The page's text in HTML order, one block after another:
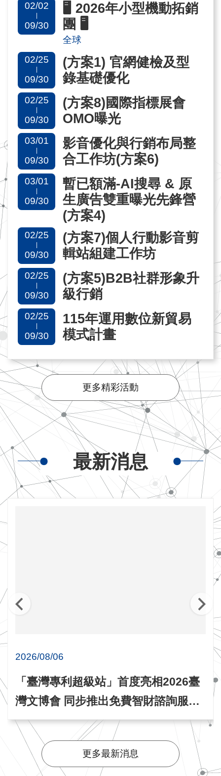
(TAITRA
INDEX)
站
導
覽
EN
02/02
09/30
🖥️ 2026年小型機動拓銷
團 🖥️
全球
02/25
09/30
(方案1) 官網健檢及型
錄基礎優化
02/25
09/30
(方案8)國際指標展會
OMO曝光
03/01
09/30
影音優化與行銷布局整
合工作坊(方案6)
03/01
09/30
暫已額滿-AI搜尋 & 原
生廣告雙重曝光先鋒營
(方案4)
02/25
09/30
(方案7)個人行動影音剪
輯站組建工作坊
02/25
09/30
(方案5)B2B社群形象升
級行銷
02/25
09/30
115年運用數位新貿易
模式計畫
更多精彩活動
最新消息
2026/08/06
「臺灣專利超級站」首度亮相2026臺
灣文博會 同步推出免費智財諮詢服務
與專題講座
更多最新消息